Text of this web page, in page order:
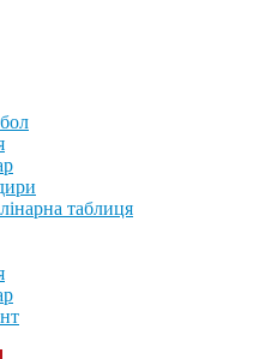
таблиця